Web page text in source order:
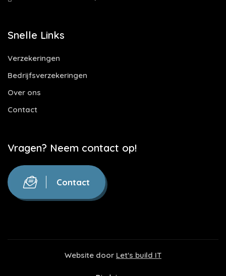
Snelle Links
Verzekeringen
Bedrijfsverzekeringen
Over ons
Contact
Vragen? Neem contact op!
Contact
Website door Let's build IT